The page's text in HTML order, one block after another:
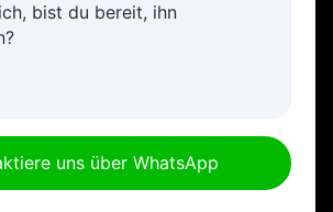
bist du bereit, ihn
uns über WhatsApp